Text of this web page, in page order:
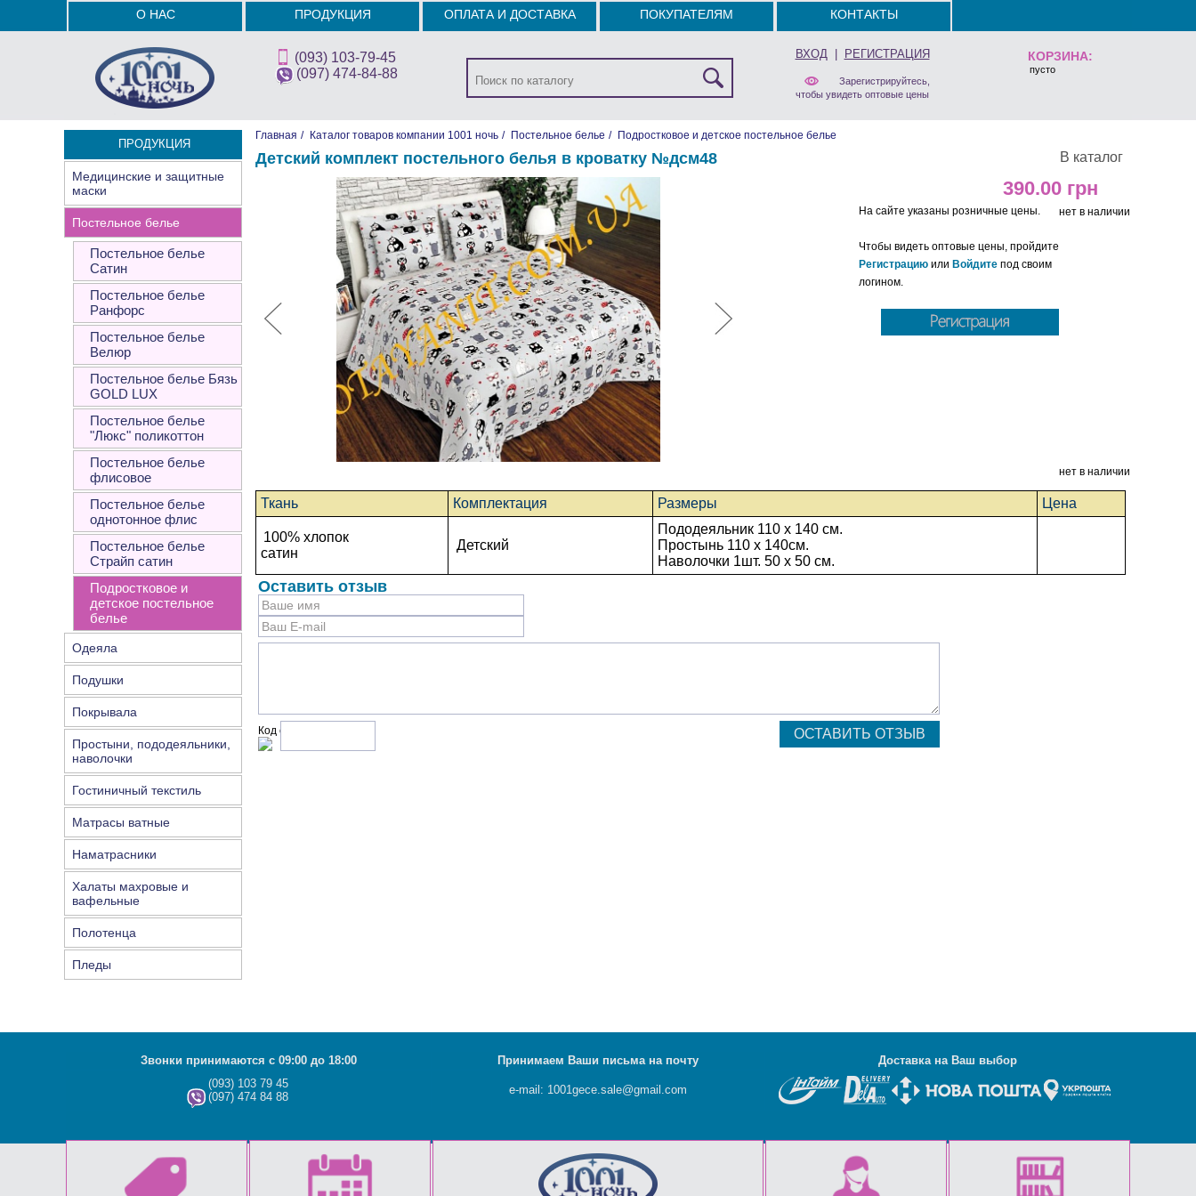
КОРЗИНА:
пусто
О НАС ПРОДУКЦИЯ ОПЛАТА И ДОСТАВКА ПОКУПАТЕЛЯМ КОНТАКТЫ
(093) 103-79-45
(097) 474-84-88
ВХОД| РЕГИСТРАЦИЯ
Зарегистрируйтесь,
чтобы увидеть оптовые цены
ПРОДУКЦИЯ
Медицинские и защитные
маски
Постельное белье
Постельное белье
Сатин
Постельное белье
Ранфорс
Постельное белье
Велюр
Постельное белье Бязь
GOLD LUX
Постельное белье
"Люкс" поликоттон
Постельное белье
флисовое
Постельное белье
однотонное флис
Постельное белье
Страйп сатин
Подростковое и
детское постельное
белье
Одеяла
Подушки
Покрывала
Простыни, пододеяльники,
наволочки
Гостиничный текстиль
Матрасы ватные
Наматрасники
Халаты махровые и
вафельные
Полотенца
Пледы
Главная / Каталог товаров компании 1001 ночь / Постельное белье / Подростковое и детское постельное белье
В каталог
Детский комплект постельного белья в кроватку №дсм48
390.00
нет в наличии
На сайте указаны розничные цены.
Чтобы видеть оптовые цены, пройдите
Регистрацию или Войдите под своим
логином.
нет в наличии
Ткань Комплектация Размеры Цена
100% хлопок
сатин
Детский
Пододеяльник 110 x 140 см.
Простынь 110 x 140см.
Наволочки 1шт. 50 х 50 см.
Оставить отзыв
Код с рисунка:
Звонки принимаются с 09:00 до 18:00 Принимаем Ваши письма на почту Доставка на Ваш выбор
(093) 103 79 45
(097) 474 84 88
e-mail: 1001gece.sale@gmail.com